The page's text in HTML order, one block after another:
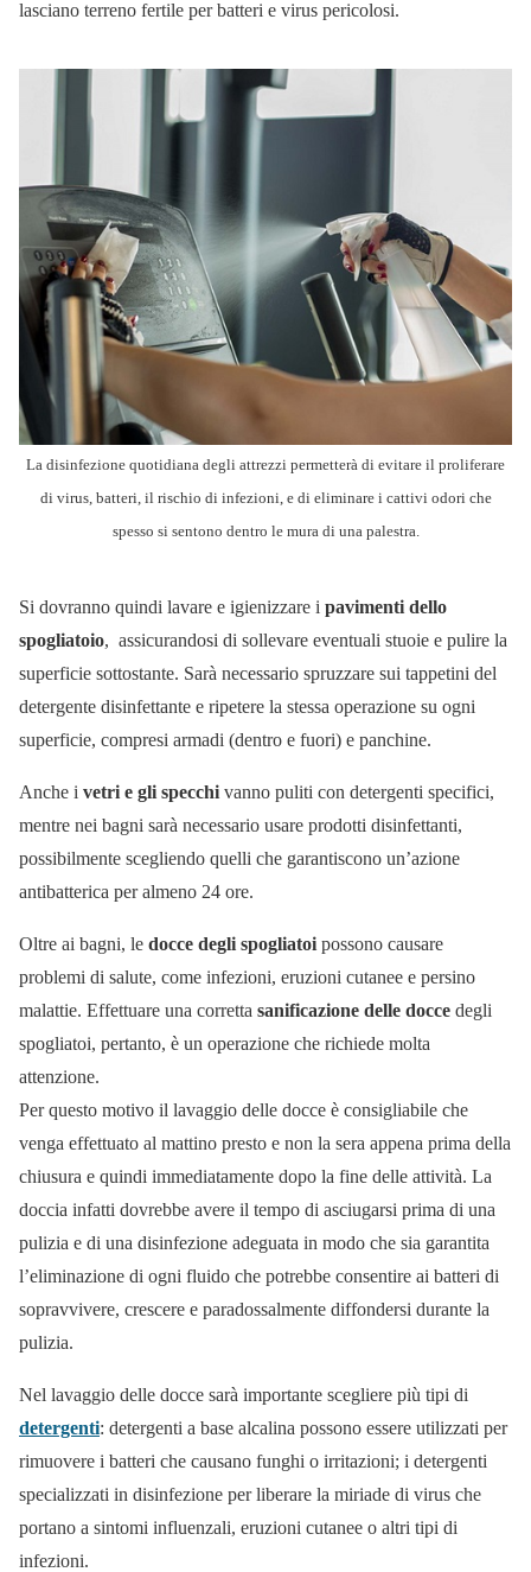
lasciano terreno fertile per batteri e virus pericolosi.
La disinfezione quotidiana degli attrezzi permetterà di evitare il proliferare
di virus, batteri, il rischio di infezioni, e di eliminare i cattivi odori che
spesso si sentono dentro le mura di una palestra.
Si dovranno quindi lavare e igienizzare i pavimenti dello
spogliatoio, assicurandosi di sollevare eventuali stuoie e pulire la
superficie sottostante. Sarà necessario spruzzare sui tappetini del
detergente disinfettante e ripetere la stessa operazione su ogni
superficie, compresi armadi (dentro e fuori) e panchine.
Anche i vetri e gli specchi vanno puliti con detergenti specifici,
mentre nei bagni sarà necessario usare prodotti disinfettanti,
possibilmente scegliendo quelli che garantiscono un’azione
antibatterica per almeno 24 ore.
Oltre ai bagni, le docce degli spogliatoi possono causare
problemi di salute, come infezioni, eruzioni cutanee e persino
malattie. Effettuare una corretta sanificazione delle docce degli
spogliatoi, pertanto, è un operazione che richiede molta
attenzione.
Per questo motivo il lavaggio delle docce è consigliabile che
venga effettuato al mattino presto e non la sera appena prima della
chiusura e quindi immediatamente dopo la fine delle attività. La
doccia infatti dovrebbe avere il tempo di asciugarsi prima di una
pulizia e di una disinfezione adeguata in modo che sia garantita
l’eliminazione di ogni fluido che potrebbe consentire ai batteri di
sopravvivere, crescere e paradossalmente diffondersi durante la
pulizia.
Nel lavaggio delle docce sarà importante scegliere più tipi di
detergenti: detergenti a base alcalina possono essere utilizzati per
rimuovere i batteri che causano funghi o irritazioni; i detergenti
specializzati in disinfezione per liberare la miriade di virus che
portano a sintomi influenzali, eruzioni cutanee o altri tipi di
infezioni.